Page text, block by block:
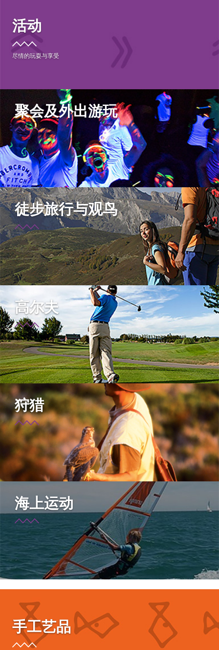
活动
尽情的玩耍与享受
聚会及外出游玩
徒步旅行与观鸟
高尔夫
狩猎
海上运动
手工艺品